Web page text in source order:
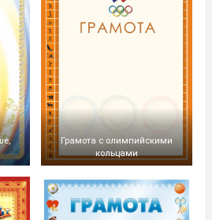
Грамота с олимпийскими
кольцами